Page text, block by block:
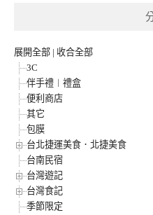
展開全部 | 收合全部
3C
伴手禮︱禮盒
便利商店
其它
包膜
台北捷運美食．北捷美食
台南民宿
台灣遊記
台灣食記
季節限定